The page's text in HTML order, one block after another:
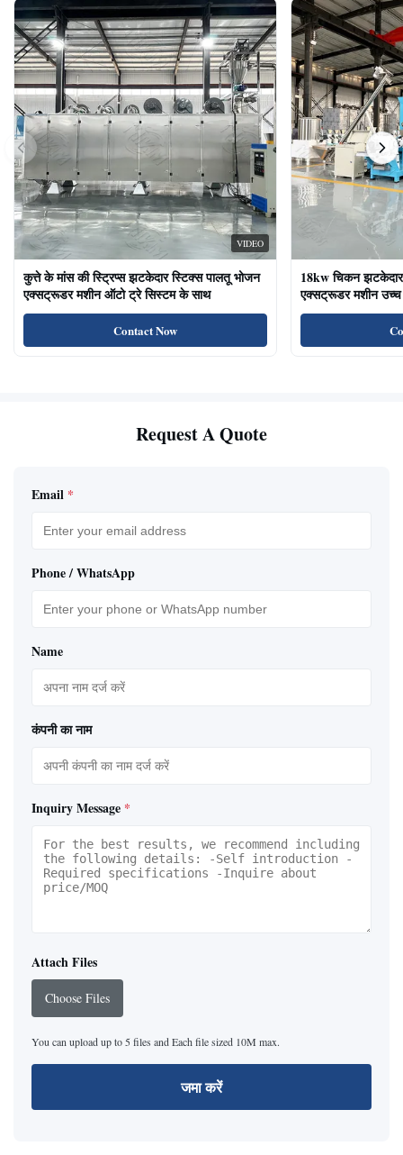
VIDEO
कुत्ते के मांस की स्ट्रिप्स झटकेदार स्टिक्स पालतू भोजन
एक्सट्रूडर मशीन ऑटो ट्रे सिस्टम के साथ
Contact Now
18kw चिकन झटकेदार
एक्सट्रूडर मशीन उच्च
का भोजन बिल्ली के
Request A Quote
Email *
Phone / WhatsApp
Name
कंपनी का नाम
Inquiry Message *
Attach Files
Choose Files
You can upload up to 5 files and Each file sized 10M max.
जमा करें